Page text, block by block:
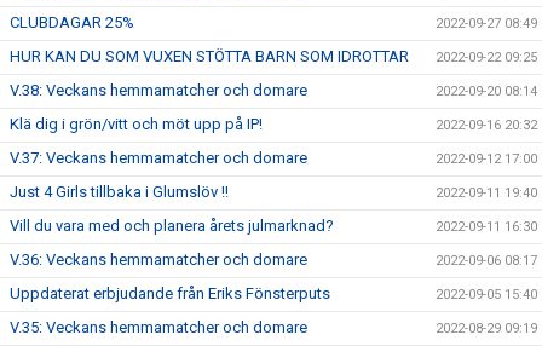
CLUBDAGAR 25% 2022-09-27 08:49
HUR KAN DU SOM VUXEN STÖTTA BARN SOM IDROTTAR 2022-09-22 09:25
V.38: Veckans hemmamatcher och domare 2022-09-20 08:14
Klä dig i grön/vitt och möt upp på IP! 2022-09-16 20:32
V.37: Veckans hemmamatcher och domare 2022-09-12 17:00
Just 4 Girls tillbaka i Glumslöv !! 2022-09-11 19:40
Vill du vara med och planera årets julmarknad? 2022-09-11 16:30
V.36: Veckans hemmamatcher och domare 2022-09-06 08:17
Uppdaterat erbjudande från Eriks Fönsterputs 2022-09-05 15:40
V.35: Veckans hemmamatcher och domare 2022-08-29 09:19